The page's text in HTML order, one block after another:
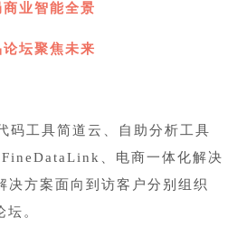
商业智能全景
论坛聚焦未来
码工具简道云、自助分析工具
、电商一体化解决
决方案面向到访客户分别组织
。